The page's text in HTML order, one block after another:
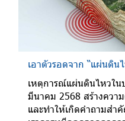
เอาตัวรอดจาก “แผ่นดิน
เหตุการณ์แผ่นดินไหวใน
มีนาคม 2568 สร้างคว
และทำให้เกิดคำถามสำ